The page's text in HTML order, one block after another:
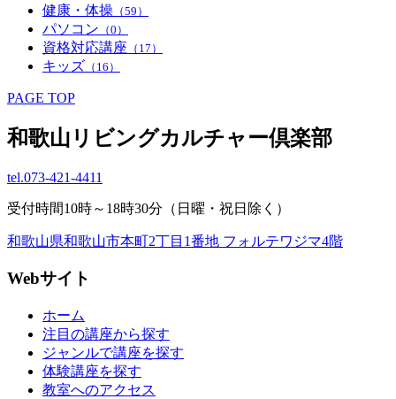
健康・体操 （59）
パソコン （0）
資格対応講座 （17）
キッズ （16）
PAGE TOP
和歌山リビングカルチャー倶楽部
tel.073-421-4411
受付時間10時～18時30分（日曜・祝日除く）
和歌山県和歌山市本町2丁目1番地 フォルテワジマ4階
Webサイト
ホーム
注目の講座から探す
ジャンルで講座を探す
体験講座を探す
教室へのアクセス